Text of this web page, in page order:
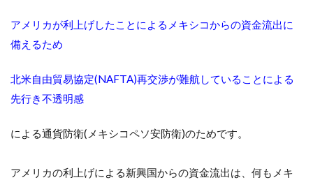
アメリカが利上げしたことによるメキシコからの資金流出に
備えるため
北米自由貿易協定(NAFTA)再交渉が難航していることによる
先行き不透明感
による通貨防衛(メキシコペソ安防衛)のためです。
アメリカの利上げによる新興国からの資金流出は、何もメキ